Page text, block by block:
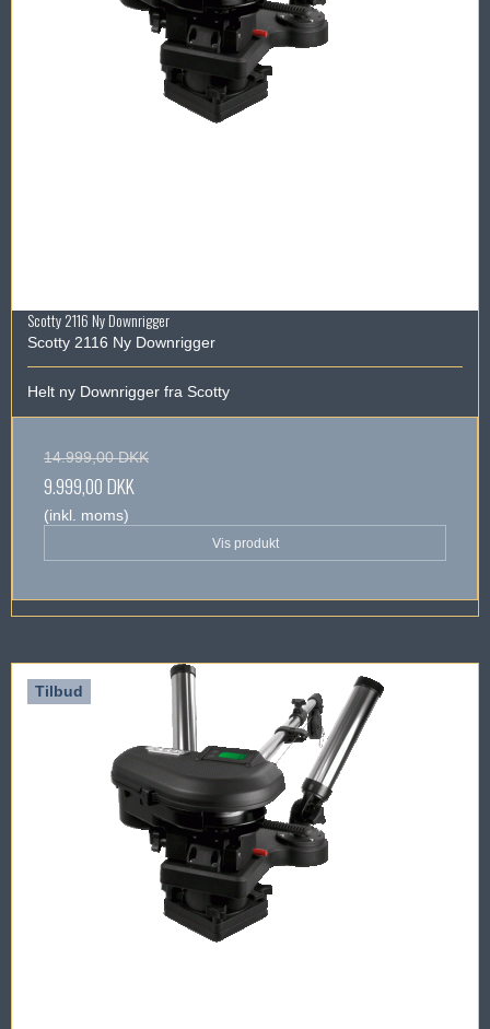
Scotty 2116 Ny Downrigger
Scotty 2116 Ny Downrigger
Helt ny Downrigger fra Scotty
14.999,00 DKK
9.999,00 DKK
(inkl. moms)
Vis produkt
Tilbud